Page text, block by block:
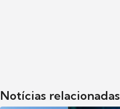
Notícias relacionadas